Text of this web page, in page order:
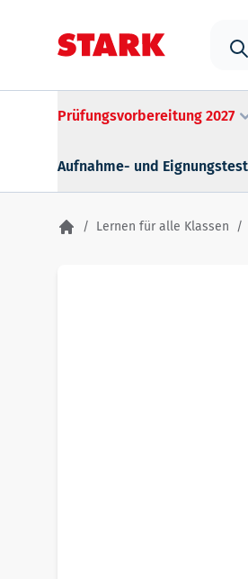
Prüfungsvorbereitung 2027
Aufnahme- und
/ Lernen für alle Klassen /